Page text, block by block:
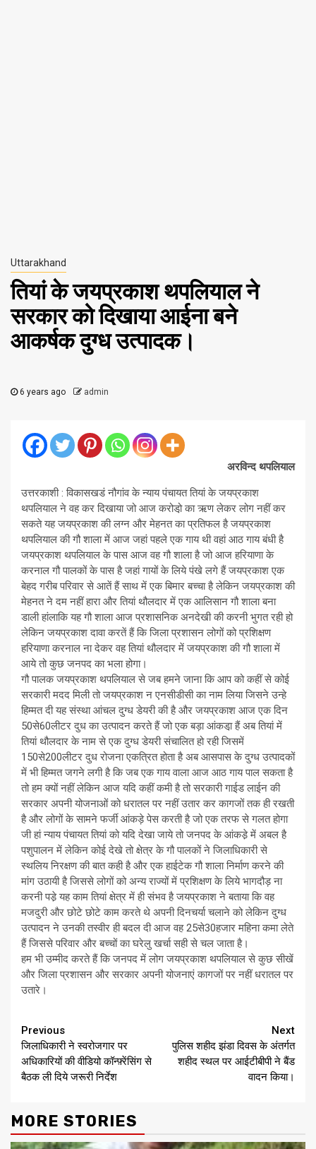
Uttarakhand
तियां के जयप्रकाश थपलियाल ने
सरकार को दिखाया आईना बने
आकर्षक दुग्ध उत्पादक।
6 years ago admin
अरविन्द थपलियाल
उत्तरकाशी : विकासखडं नौगांव के न्याय पंचायत तियां के जयप्रकाश
थपलियाल ने वह कर दिखाया जो आज करोडो़ का ऋण लेकर लोग नहीं कर
सकते यह जयप्रकाश की लग्न और मेहनत का प्रतिफल है जयप्रकाश
थपलियाल की गौ शाला में आज जहां पहले एक गाय थी वहां आठ गाय बंधी है
जयप्रकाश थपलियाल के पास आज वह गौ शाला है जो आज हरियाणा के
करनाल गौ पालकों के पास है जहां गायों के लिये पंखे लगे हैं जयप्रकाश एक
बेहद गरीब परिवार से आतें हैं साथ में एक बिमार बच्चा है लेकिन जयप्रकाश की
मेहनत ने दम नहीं हारा और तियां थौलदार में एक आलिसान गौ शाला बना
डाली हांलाकि यह गौ शाला आज प्रशासनिक अनदेखी की करनी भुगत रही हो
लेकिन जयप्रकाश दावा करतें हैं कि जिला प्रशासन लोगों को प्रशिक्षण
हरियाणा करनाल ना देकर वह तियां थौलदार में जयप्रकाश की गौ शाला में
आये तो कुछ जनपद का भला होगा।
गौ पालक जयप्रकाश थपलियाल से जब हमने जाना कि आप को कहीं से कोई
सरकारी मदद मिली तो जयप्रकाश न एनसीडीसी का नाम लिया जिसने उन्हे
हिम्मत दी यह संस्था आंचल दुग्ध डेयरी की है और जयप्रकाश आज एक दिन
50से60लीटर दुध का उत्पादन करते हैं जो एक बड़ा आंकडा़ हैं अब तियां में
तियां थौलदार के नाम से एक दुग्ध डेयरी संचालित हो रही जिसमें
150से200लीटर दुध रोजना एकत्रित होता है अब आसपास के दुग्ध उत्पादकों
में भी हिम्मत जगने लगी है कि जब एक गाय वाला आज आठ गाय पाल सकता है
तो हम क्यों नहीं लेकिन आज यदि कहीं कमी है तो सरकारी गाईड लाईन की
सरकार अपनी योजनाओं को धरातल पर नहीं उतार कर कागजों तक ही रखती
है और लोगों के सामने फर्जी आंकड़े पेस करती है जो एक तरफ से गलत होगा
जी हां न्याय पंचायत तियां को यदि देखा जाये तो जनपद के आंकडे़ में अबल है
पशुपालन में लेकिन कोई देखे तो क्षेत्र के गौ पालकों ने जिलाधिकारी से
स्थलिय निरक्षण की बात कही है और एक हाईटेक गौ शाला निर्माण करने की
मांग उठायी है जिससे लोगों को अन्य राज्यों में प्रशिक्षण के लिये भागदौड़ ना
करनी पडे़ यह काम तियां क्षेत्र में ही संभव है जयप्रकाश ने बताया कि वह
मजदुरी और छोटे छोटे काम करते थे अपनी दिनचर्या चलाने को लेकिन दुग्ध
उत्पादन ने उनकी तस्वीर ही बदल दी आज वह 25से30हजार महिना कमा लेते
हैं जिससे परिवार और बच्चों का घरेलु खर्चा सही से चल जाता है।
हम भी उम्मीद करते हैं कि जनपद में लोग जयप्रकाश थपलियाल से कुछ सीखें
और जिला प्रशासन और सरकार अपनी योजनाएं कागजों पर नहीं धरातल पर
उतारे।
Continue
Reading
Previous
जिलाधिकारी ने स्वरोजगार पर
अधिकारियों की वीडियो कॉन्फ़्रेंसिंग से
बैठक ली दिये जरूरी निर्देश
Next
पुलिस शहीद झंडा दिवस के अंतर्गत
शहीद स्थल पर आईटीबीपी ने बैंड
वादन किया।
MORE STORIES